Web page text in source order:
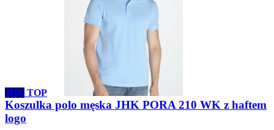
JHK TOP
Koszulka polo męska JHK PORA 210 WK z haftem
logo